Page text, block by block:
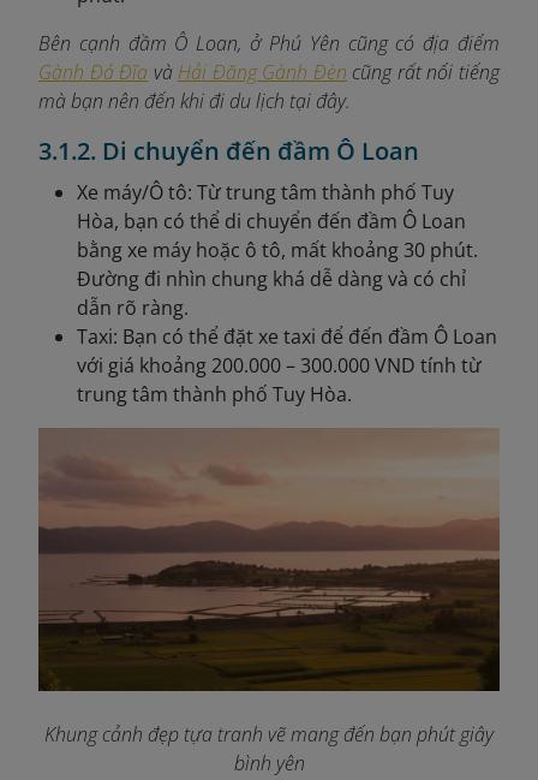
Bên cạnh đầm Ô Loan, ở Phú Yên cũng có địa điểm
Gành Đá Đĩa và Hải Đăng Gành Đèn cũng rất nổi tiếng
mà bạn nên đến khi đi du lịch tại đây.
3.1.2. Di chuyển đến đầm Ô Loan
Xe máy/Ô tô: Từ trung tâm thành phố Tuy
Hòa, bạn có thể di chuyển đến đầm Ô Loan
bằng xe máy hoặc ô tô, mất khoảng 30 phút.
Đường đi nhìn chung khá dễ dàng và có chỉ
dẫn rõ ràng.
Taxi: Bạn có thể đặt xe taxi để đến đầm Ô Loan
với giá khoảng 200.000 – 300.000 VND tính từ
trung tâm thành phố Tuy Hòa.
Khung cảnh đẹp tựa tranh vẽ mang đến bạn phút giây
bình yên